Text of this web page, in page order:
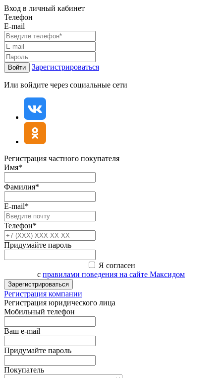
Вход в личный кабинет
Телефон
E-mail
Войти Зарегистрироваться
Или войдите через социальные сети
Регистрация частного покупателя
Имя*
Фамилия*
E-mail*
Телефон*
Придумайте пароль
Я согласен
с правилами поведения на сайте Максидом
Зарегистрироваться
Регистрация компании
Регистрация юридического лица
Мобильный телефон
Ваш e-mail
Придумайте пароль
Покупатель